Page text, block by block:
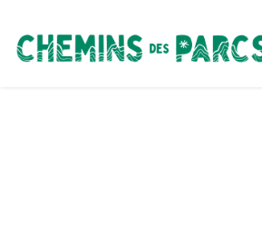
Chemins des Parcs